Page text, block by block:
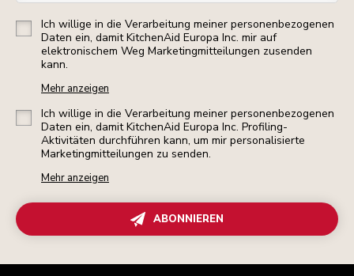
Ich willige in die Verarbeitung meiner personenbezogenen
Daten ein, damit KitchenAid Europa Inc. mir auf
elektronischem Weg Marketingmitteilungen zusenden
kann.
Mehr anzeigen
Ich willige in die Verarbeitung meiner personenbezogenen
Daten ein, damit KitchenAid Europa Inc. Profiling-
Aktivitäten durchführen kann, um mir personalisierte
Marketingmitteilungen zu senden.
Mehr anzeigen
ABONNIEREN